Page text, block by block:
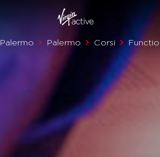
Palermo Palermo Corsi